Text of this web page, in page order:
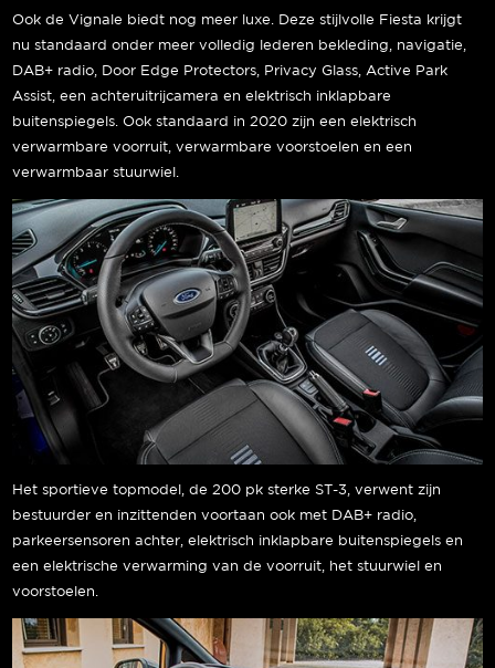
Ook de Vignale biedt nog meer luxe. Deze stijlvolle Fiesta krijgt
nu standaard onder meer volledig lederen bekleding, navigatie,
DAB+ radio, Door Edge Protectors, Privacy Glass, Active Park
Assist, een achteruitrijcamera en elektrisch inklapbare
buitenspiegels. Ook standaard in 2020 zijn een elektrisch
verwarmbare voorruit, verwarmbare voorstoelen en een
verwarmbaar stuurwiel.
Het sportieve topmodel, de 200 pk sterke ST-3, verwent zijn
bestuurder en inzittenden voortaan ook met DAB+ radio,
parkeersensoren achter, elektrisch inklapbare buitenspiegels en
een elektrische verwarming van de voorruit, het stuurwiel en
voorstoelen.